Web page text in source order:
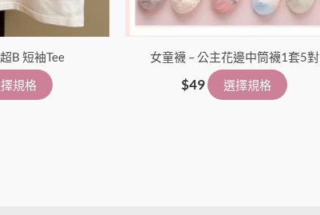
B 短袖Tee
規格
女童襪 – 公主花邊中筒襪1套5對
$49 選擇規格